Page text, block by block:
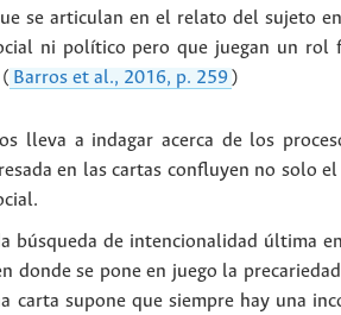
se articulan en el relato del sujeto
ni político pero que juegan un rol
Barros et al., 2016, p. 259 )
lleva a indagar acerca de los
en las cartas confluyen no solo
búsqueda de intencionalidad última
donde se pone en juego la
carta supone que siempre hay una